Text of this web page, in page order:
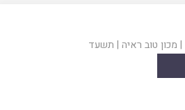
| מכון טוב ראיה | תשעד